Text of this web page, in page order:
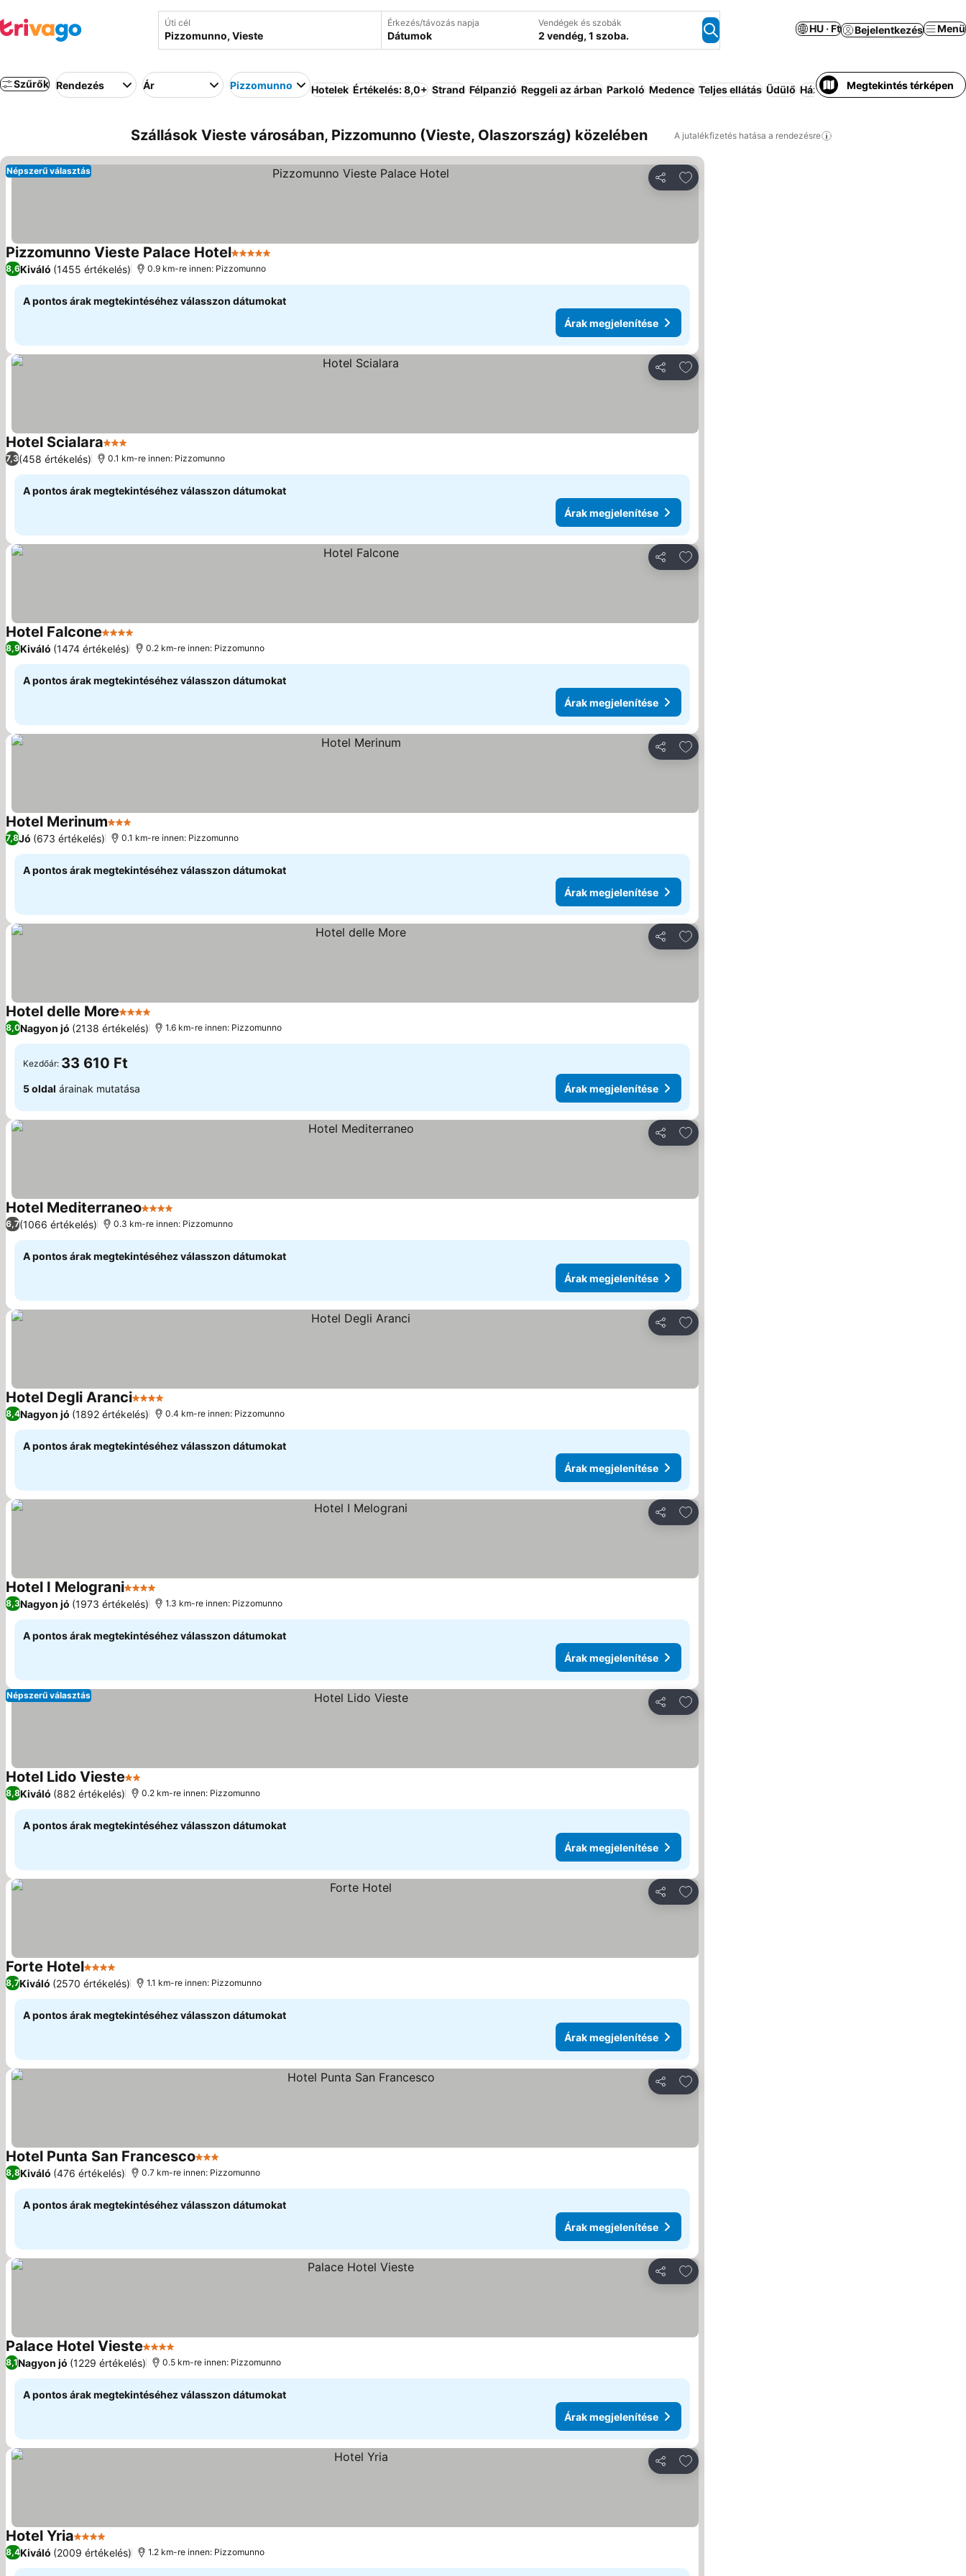
Úti cél Érkezés/távozás napja
Dátumok
Vendégek és szobák
2 vendég, 1 szoba.
HU · Ft Bejelentkezés Menü
Szűrők Rendezés Ár Pizzomunno Hotelek Értékelés: 8,0+ Strand Félpanzió Reggeli az árban Parkoló Medence Teljes ellátás Üdülő Háziállat megengedett
Megtekintés térképen
Szállások Vieste városában, Pizzomunno (Vieste, Olaszország) közelében A jutalékfizetés hatása a rendezésre
Megosztás
Hozzáadás a kedvencekhez
Népszerű választás
Pizzomunno Vieste Palace Hotel5 Kategória
8,6Kiváló (1455 értékelés) 0.9 km-re innen: Pizzomunno
A pontos árak megtekintéséhez válasszon dátumokat
Árak megjelenítése
Megosztás
Hozzáadás a kedvencekhez
Hotel Scialara3 Kategória
7,3(458 értékelés) 0.1 km-re innen: Pizzomunno
A pontos árak megtekintéséhez válasszon dátumokat
Árak megjelenítése
Megosztás
Hozzáadás a kedvencekhez
Hotel Falcone4 Kategória
8,9Kiváló (1474 értékelés) 0.2 km-re innen: Pizzomunno
A pontos árak megtekintéséhez válasszon dátumokat
Árak megjelenítése
Megosztás
Hozzáadás a kedvencekhez
Hotel Merinum3 Kategória
7,8Jó (673 értékelés) 0.1 km-re innen: Pizzomunno
A pontos árak megtekintéséhez válasszon dátumokat
Árak megjelenítése
Megosztás
Hozzáadás a kedvencekhez
Hotel delle More4 Kategória
8,0Nagyon jó (2138 értékelés) 1.6 km-re innen: Pizzomunno
Kezdőár: 33 610 Ft
5 oldal árainak mutatása Árak megjelenítése
Megosztás
Hozzáadás a kedvencekhez
Hotel Mediterraneo4 Kategória
6,7(1066 értékelés) 0.3 km-re innen: Pizzomunno
A pontos árak megtekintéséhez válasszon dátumokat
Árak megjelenítése
Megosztás
Hozzáadás a kedvencekhez
Hotel Degli Aranci4 Kategória
8,4Nagyon jó (1892 értékelés) 0.4 km-re innen: Pizzomunno
A pontos árak megtekintéséhez válasszon dátumokat
Árak megjelenítése
Megosztás
Hozzáadás a kedvencekhez
Hotel I Melograni4 Kategória
8,3Nagyon jó (1973 értékelés) 1.3 km-re innen: Pizzomunno
A pontos árak megtekintéséhez válasszon dátumokat
Árak megjelenítése
Megosztás
Hozzáadás a kedvencekhez
Népszerű választás
Hotel Lido Vieste2 Kategória
8,8Kiváló (882 értékelés) 0.2 km-re innen: Pizzomunno
A pontos árak megtekintéséhez válasszon dátumokat
Árak megjelenítése
Megosztás
Hozzáadás a kedvencekhez
Forte Hotel4 Kategória
8,7Kiváló (2570 értékelés) 1.1 km-re innen: Pizzomunno
A pontos árak megtekintéséhez válasszon dátumokat
Árak megjelenítése
Megosztás
Hozzáadás a kedvencekhez
Hotel Punta San Francesco3 Kategória
8,8Kiváló (476 értékelés) 0.7 km-re innen: Pizzomunno
A pontos árak megtekintéséhez válasszon dátumokat
Árak megjelenítése
Megosztás
Hozzáadás a kedvencekhez
Palace Hotel Vieste4 Kategória
8,1Nagyon jó (1229 értékelés) 0.5 km-re innen: Pizzomunno
A pontos árak megtekintéséhez válasszon dátumokat
Árak megjelenítése
Megosztás
Hozzáadás a kedvencekhez
Hotel Yria4 Kategória
8,4Kiváló (2009 értékelés) 1.2 km-re innen: Pizzomunno